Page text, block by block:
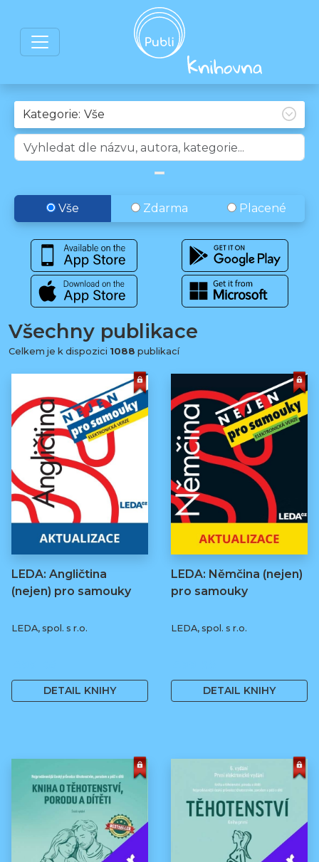
Kategorie:
Vše Zdarma Placené
Všechny publikace
Celkem je k dispozici 1088 publikací
LEDA: Angličtina
(nejen) pro samouky
LEDA, spol. s r.o.
DETAIL KNIHY
LEDA: Němčina (nejen)
pro samouky
LEDA, spol. s r.o.
DETAIL KNIHY